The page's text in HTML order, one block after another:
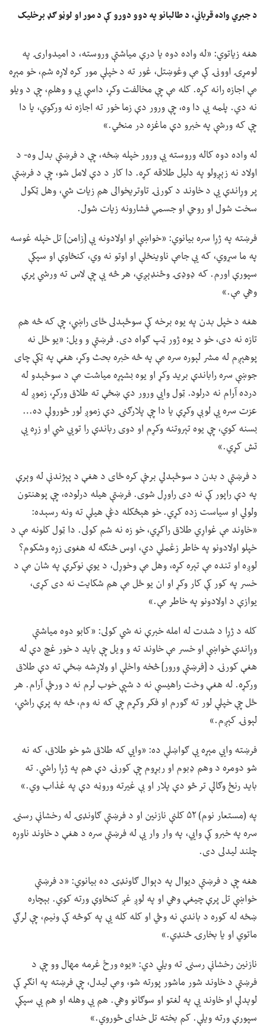
د جبري واده قرباني، د طالبانو په دوو دورو کې د مور او لوڼو ګډ برخلیک
هغه زیاتوي: «له واده دوه یا درې میاشتې وروسته، د امیدوارۍ په
لومړۍ اوونۍ کې مې وغوښتل، غور ته د خپلې مور کره لاړه شم، خو مېړه
مې اجازه رانه کړه. کله مې چې مخالفت وکړ، داسې یې و وهلم، چې د ویلو
نه دي. پلمه یې دا وه، چې ورور دې زما خور ته اجازه نه ورکوي، یا دا
چې که ورشې په خبرو دې ماغزه در منځي.»
له واده دوه کاله وروسته یې ورور خپله ښځه، چې د فرښتې بدل وه- د
اولاد نه زېږولو په دلیل طلاقه کړه. دا کار د دې لامل شو، چې د فرښتې
پر وړاندې یې د خاوند د کورنۍ تاوتریخوالی هم زیات شي، وهل ټکول
سخت شول او روحي او جسمي فشارونه زیات شول.
فرښته په ژړا سره بیانوي: «خواښې او اولادونه یې [زامن] تل خپله غوسه
په ما سړوي، که یې جامې ناوینځلې او اوتو نه وي، کنځاوې او سپکې
سپورې اورم. که ډوډۍ وځنډېږي، هر څه یې چې لاس ته ورشي پرې
وهي مې.»
هغه د خپل بدن په یوه برخه کې سوځېدلی ځای راښي، چې که څه هم
تازه نه دی، خو د یوه ژور ټپ ګواه دی. فرښتې و ویل: «یو ځل نه
پوهېږم له مشر لېوره سره مې په څه خبره بحث وکړ، هغې په ټکې چای
جوښې سره راباندې برید وکړ او یوه بشپړه میاشت مې د سوځېدو له
درده آرام نه درلود. ټول وايي ورور دې ښځې ته طلاق ورکړ، زموږ له
عزت سره یې لوبې وکړې یا دا چې پلارګنۍ دې زموږ لور ځورولې ده…
بسنه کوي، چې یوه تېروتنه وکړم او دوی رباندې را تويي شي او زړه یې
تش کړي.»
د فرښتې د بدن د سوځېدلي برخې کره ځای د هغې د پېژندنې له وېرې
په دې راپور کې نه دی راوړل شوی. فرښتې هیله درلوده، چې پوهنتون
ولولي او سیاست زده کړي. خو هېڅکله دغې هیلې ته ونه رسېده:
«خاوند مې غواړي طلاق راکړي، خو زه نه شم کولی. دا ټول کلونه مې د
خپلو اولادونو په خاطر زغملي دي، اوس څنګه له هغوی زړه وشکوم؟
لوږه او تنده مې تېره کړه، وهل مې وخوړل، د یوې نوکرې په شان مې د
خسر په کور کې کار وکړ او ان یو ځل مې هم شکایت نه دی کړی،
یوازې د اولادونو په خاطر مې.»
کله د ژړا د شدت له امله خبرې نه شي کولی: «کابو دوه میاشتې
وړاندې خواښې او خسر مې خاوند ته و ویل چې باید د خور غچ دې له
هغې کورنۍ د [فرښتې ورور] څخه واخلې او ولاړشه ښځې ته دې طلاق
ورکړه. له هغې وخت راهیسې نه د شپې خوب لرم نه د ورځې آرام. هر
ځل چې خپلې لور ته ګورم او فکر وکړم چې که نه وم، څه به پرې راشي،
لېونۍ کېږم.»
فرښته وايي مېړه یې ګواښلې ده: «وايي که طلاق شو خو طلاق، که نه
شو دومره د وهم ډبوم او ربړوم چې کورنۍ دې هم په ژړا راشي. ته
باید رنځ وګالې تر څو دې پلار او بې غیرته وروڼه دې په غذاب وي.»
په (مستعار نوم) ۵۲ کلنې نازنین او د فرښتې ګاونډۍ له رخشانې رسنۍ
سره په خبرو کې وايي، په وار وار یې له فرښتې سره د هغې د خاوند ناوړه
چلند لیدلی دی.
هغه چې د فرښتې دیوال په دېوال ګاونډۍ ده بیانوي: «د فرښتې
خواښې تل پرې چیغې وهي او په لوږ غږ کنځاوې ورته کوي. بېچاره
ښځه له کوره د باندې نه وځي او کله کله یې په کوڅه کې ونیم، چې لرګي
ماتوي او یا بخارۍ څنډي.»
نازنین رخشانې رسنۍ ته ویلي دي: «یوه ورځ غرمه مهال وو چې د
فرښتې د خاوند شور ماشور پورته شو، ومې لیدل، چې فرښته په انګړ کې
لوېدلې او خاوند یې په لغتو او سوګانو وهي. هم یې وهله او هم یې سپکې
سپورې ورته ویلې. کم بخته تل خدای ځوروي.»